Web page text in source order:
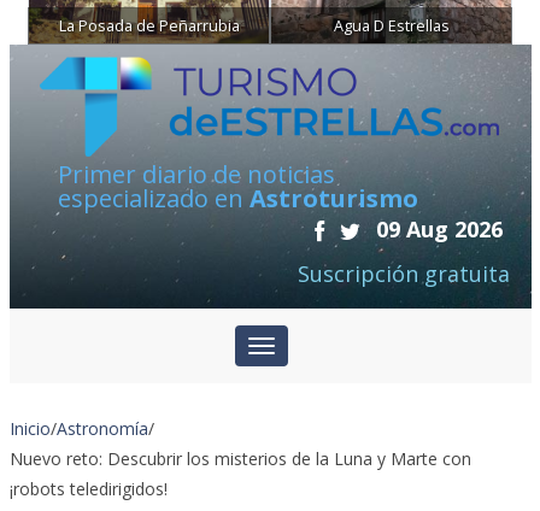
La Posada de Peñarrubia Agua D Estrellas
Primer diario de noticias
especializado en Astroturismo
09 Aug 2026
Suscripción gratuita
Inicio/Astronomía/
Nuevo reto: Descubrir los misterios de la Luna y Marte con
¡robots teledirigidos!